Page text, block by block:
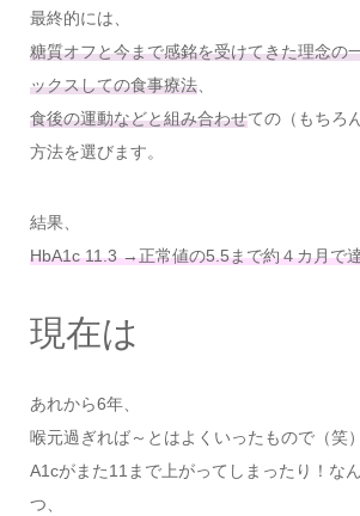
最終的には、
糖質オフと今まで感銘を受けてきた理念の
ックスしての食事療法、
食後の運動などと組み合わせての（もちろ
方法を選びます。
結果、
HbA1c 11.3 →正常値の5.5まで約４カ月で
現在は
あれから6年、
喉元過ぎれば～とはよくいったもので（笑）
A1cがまた11まで上がってしまったり！な
つ、